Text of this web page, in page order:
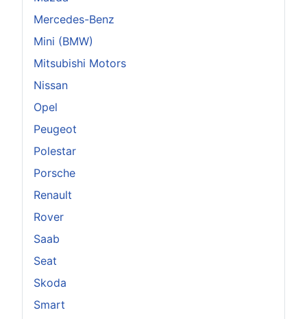
Mercedes-Benz
Mini (BMW)
Mitsubishi Motors
Nissan
Opel
Peugeot
Polestar
Porsche
Renault
Rover
Saab
Seat
Skoda
Smart